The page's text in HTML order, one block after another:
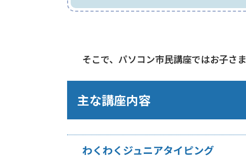
そこで、パソコン市民講座ではお子さ
主な講座内容
わくわくジュニアタイピング